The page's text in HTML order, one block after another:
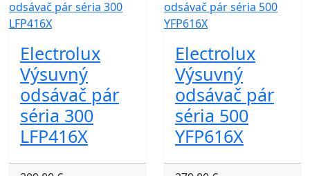
Electrolux
Výsuvný
odsávač pár
séria 300
LFP416X
Electrolux
Výsuvný
odsávač pár
séria 500
YFP616X